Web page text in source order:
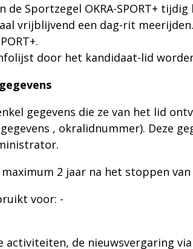
de Sportzegel OKRA-SPORT+
vrijblijvend een dag-rit
door het kandidaat-lid
gegevens die ze van het lid
, okralidnummer). Deze
2 jaar na het stoppen
voor: -
activiteiten, de nieuwsvergaring